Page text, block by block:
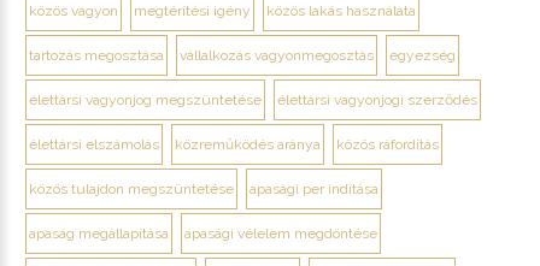
közös vagyon megtérítési igény közös lakás használata
tartozás megosztása vállalkozás vagyonmegosztás egyezség
élettársi vagyonjog megszüntetése élettársi vagyonjogi szerződés
élettársi elszámolás közreműködés aránya közös ráfordítás
közös tulajdon megszüntetése apasági per indítása
apaság megállapítása apasági vélelem megdöntése